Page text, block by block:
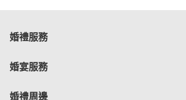
婚禮服務
婚宴服務
婚禮周邊